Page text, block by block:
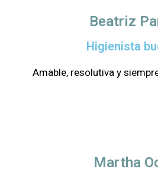
Beatriz
Higienista
Amable, resolutiva y
Martha